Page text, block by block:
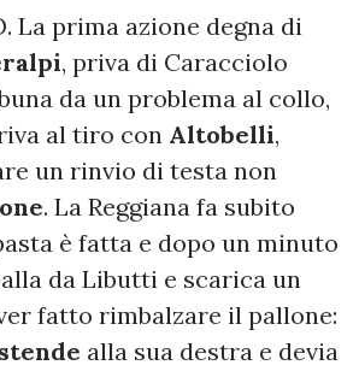
La prima azione degna di
, priva di Caracciolo
da un problema al collo,
al tiro con Altobelli,
un rinvio di testa non
. La Reggiana fa subito
è fatta e dopo un minuto
da Libutti e scarica un
fatto rimbalzare il pallone:
alla sua destra e devia